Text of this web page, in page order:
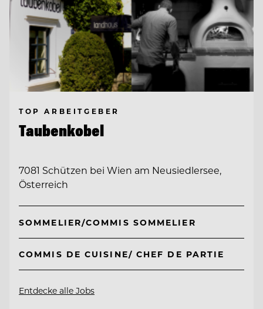
TOP ARBEITGEBER
Taubenkobel
7081 Schützen bei Wien am Neusiedlersee,
Österreich
SOMMELIER/COMMIS SOMMELIER
COMMIS DE CUISINE/ CHEF DE PARTIE
Entdecke alle Jobs